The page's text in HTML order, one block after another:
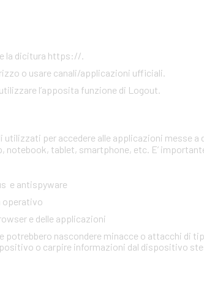
la dicitura https://.
o usare canali/applicazioni ufficiali.
l’apposita funzione di Logout.
per accedere alle applicazioni messe a
notebook, tablet, smartphone, etc. E’
e antispyware
operativo
e delle applicazioni
nascondere minacce o attacchi di
o carpire informazioni dal dispositivo